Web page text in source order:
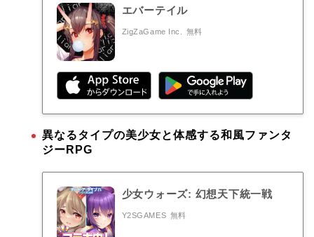
エバーテイル
ZigZaGame Inc. 無料
異なるタイプの美少女と体感する和風ファンタ
ジーRPG
少女ウォーズ: 幻想天下統一戦
Y2SGAMES 無料